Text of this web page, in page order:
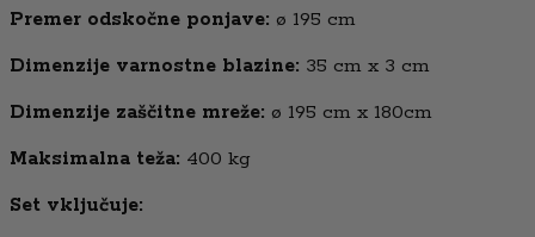
Premer odskočne ponjave: ø 195 cm
Dimenzije varnostne blazine: 35 cm x 3 cm
Dimenzije zaščitne mreže: ø 195 cm x 180cm
Maksimalna teža: 400 kg
Set vključuje: